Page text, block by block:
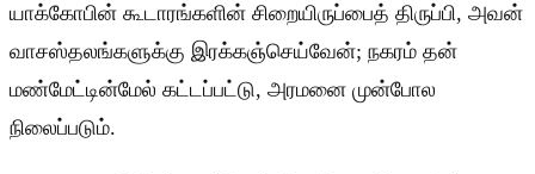
யாக்கோபின் கூடாரங்களின் சிறையிருப்பைத் திருப்பி, அவன்
வாசஸ்தலங்களுக்கு இரக்கஞ்செய்வேன்; நகரம் தன்
மண்மேட்டின்மேல் கட்டப்பட்டு, அரமனை முன்போல
நிலைப்படும்.